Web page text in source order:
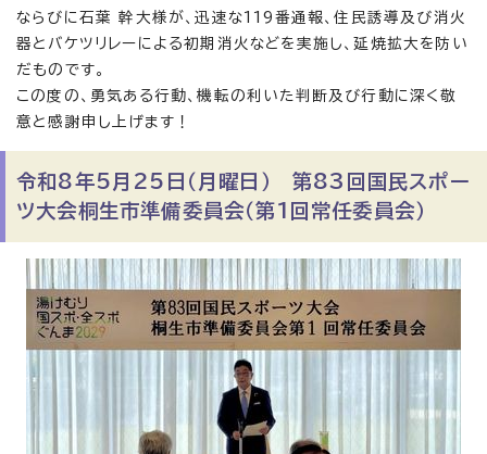
ならびに石葉 幹大様が、迅速な119番通報、住民誘導及び消火
器とバケツリレーによる初期消火などを実施し、延焼拡大を防い
だものです。
この度の、勇気ある行動、機転の利いた判断及び行動に深く敬
意と感謝申し上げます！
令和8年5月25日（月曜日） 第83回国民スポー
ツ大会桐生市準備委員会（第1回常任委員会）